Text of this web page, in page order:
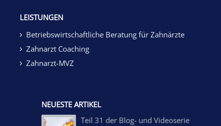
LEISTUNGEN
Betriebswirtschaftliche Beratung für Zahnärzte
Zahnarzt Coaching
Zahnarzt-MVZ
NEUESTE ARTIKEL
Teil 31 der Blog- und Videoserie